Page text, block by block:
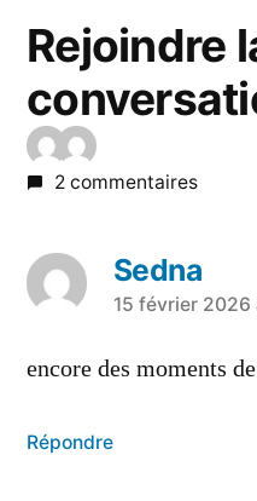
Rejoindre
2 commentaires
Sedna
15 février 2026
encore des moments
Répondre